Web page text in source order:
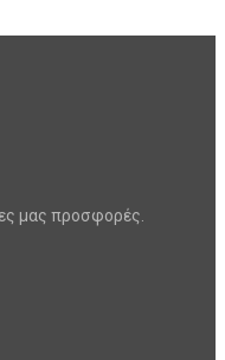
μας προσφορές.